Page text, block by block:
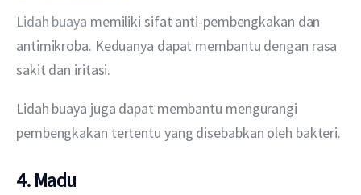
Lidah buaya memiliki sifat anti-pembengkakan dan
antimikroba. Keduanya dapat membantu dengan rasa
sakit dan iritasi.
Lidah buaya juga dapat membantu mengurangi
pembengkakan tertentu yang disebabkan oleh bakteri.
4. Madu